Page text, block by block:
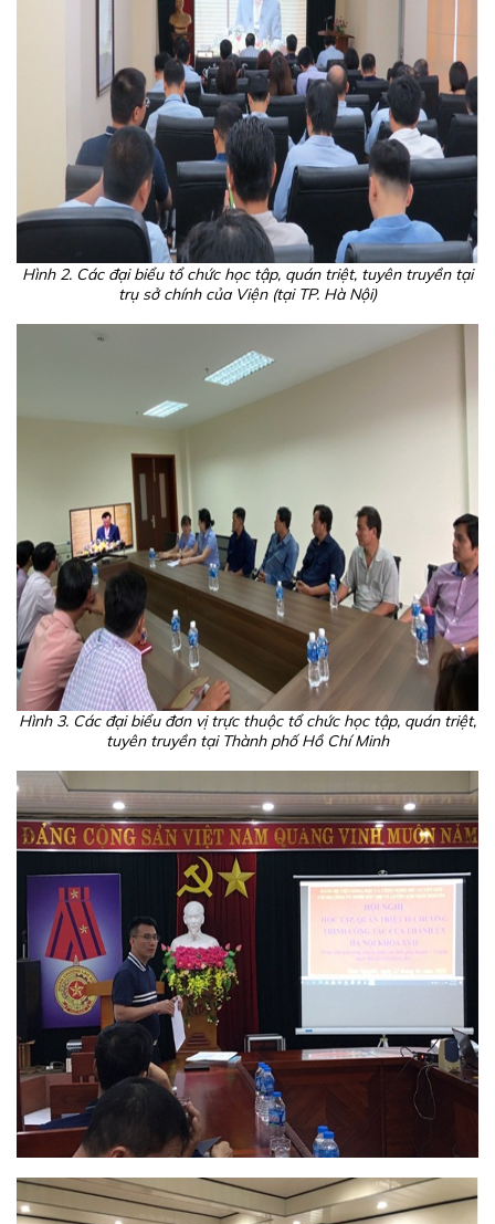
Hình 2. Các đại biểu tổ chức học tập, quán triệt, tuyên truyền tại
trụ sở chính của Viện (tại TP. Hà Nội)
Hình 3. Các đại biểu đơn vị trực thuộc tổ chức học tập, quán triệt,
tuyên truyền tại Thành phố Hồ Chí Minh